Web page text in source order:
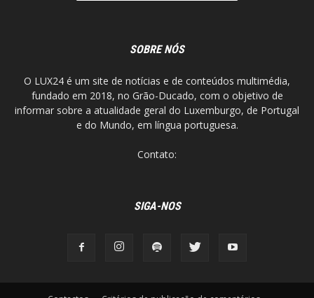
SOBRE NÓS
O LUX24 é um site de notícias e de conteúdos multimédia,
fundado em 2018, no Grão-Ducado, com o objetivo de
informar sobre a atualidade geral do Luxemburgo, de Portugal
e do Mundo, em língua portuguesa.
Contato:
SIGA-NOS